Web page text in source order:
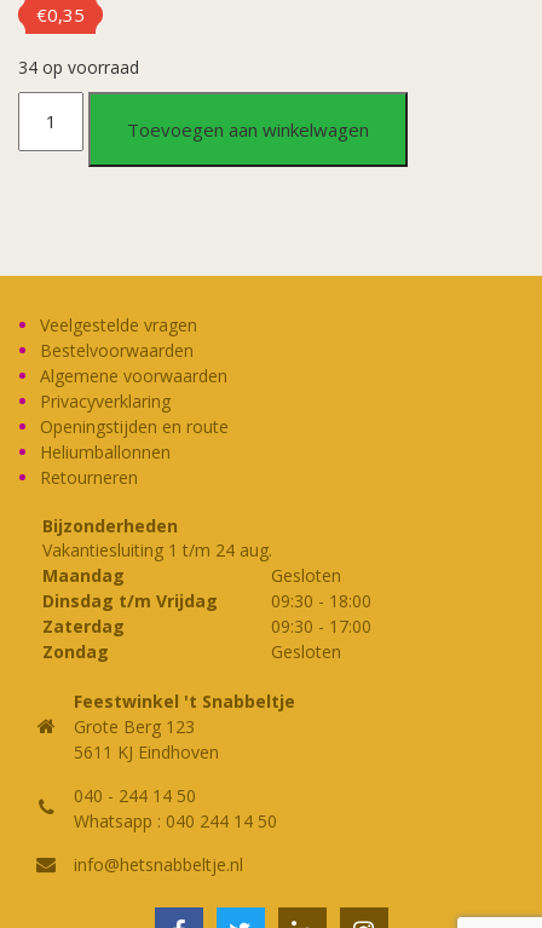
€0,35
34 op voorraad
Belletjes
aantal
Toevoegen aan winkelwagen
Veelgestelde vragen
Bestelvoorwaarden
Algemene voorwaarden
Privacyverklaring
Openingstijden en route
Heliumballonnen
Retourneren
Bijzonderheden
Vakantiesluiting 1 t/m 24 aug.
Maandag
Gesloten
Dinsdag t/m Vrijdag
09:30 - 18:00
Zaterdag
09:30 - 17:00
Zondag
Gesloten
Feestwinkel 't Snabbeltje
Grote Berg 123
5611 KJ Eindhoven
040 - 244 14 50
Whatsapp : 040 244 14 50
info@hetsnabbeltje.nl